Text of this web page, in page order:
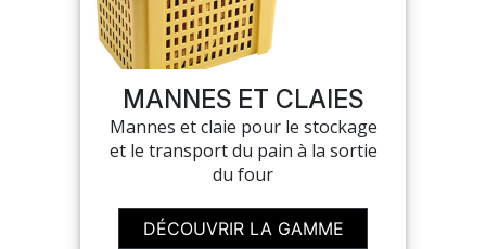
MANNES ET CLAIES
Mannes et claie pour le stockage
et le transport du pain à la sortie
du four
DÉCOUVRIR LA GAMME